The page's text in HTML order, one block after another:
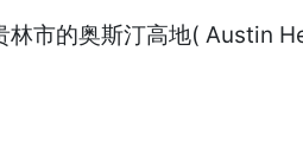
市的奥斯汀高地( Austin